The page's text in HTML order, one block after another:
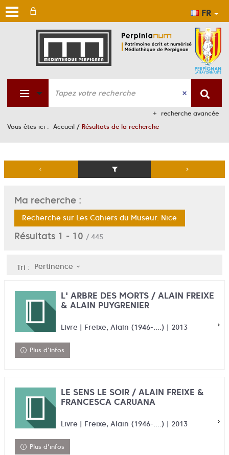
FR
Aller
au
Aller
au
Aller
à
la
recherche avancée
Vous êtes ici : Accueil / Résultats de la recherche
Ma recherche :
Recherche sur Les Cahiers du Museur. Nice
Résultats 1 - 10 / 445
Tri : Pertinence
L' ARBRE DES MORTS / ALAIN FREIXE
& ALAIN PUYGRENIER
Livre | Freixe, Alain (1946-....) | 2013
Plus d'infos
LE SENS LE SOIR / ALAIN FREIXE &
FRANCESCA CARUANA
Livre | Freixe, Alain (1946-....) | 2013
Plus d'infos